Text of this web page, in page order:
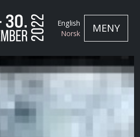
English
Norsk
MENY